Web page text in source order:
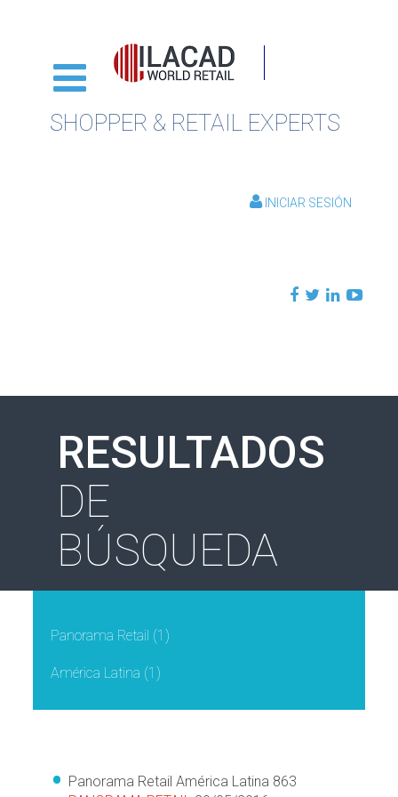
SHOPPER & RETAIL EXPERTS
INICIAR SESIÓN
RESULTADOS
DE
BÚSQUEDA
Panorama Retail (1)
América Latina (1)
Panorama Retail América Latina 863